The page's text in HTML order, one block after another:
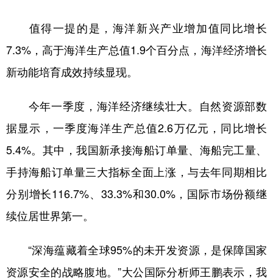
值得一提的是，海洋新兴产业增加值同比增长
7.3%，高于海洋生产总值1.9个百分点，海洋经济增长
新动能培育成效持续显现。
今年一季度，海洋经济继续壮大。自然资源部数
据显示，一季度海洋生产总值2.6万亿元，同比增长
5.4%。其中，我国新承接海船订单量、海船完工量、
手持海船订单量三大指标全面上涨，与去年同期相比
分别增长116.7%、33.3%和30.0%，国际市场份额继
续位居世界第一。
“深海蕴藏着全球95%的未开发资源，是保障国家
资源安全的战略腹地。”大公国际分析师王鹏表示，我